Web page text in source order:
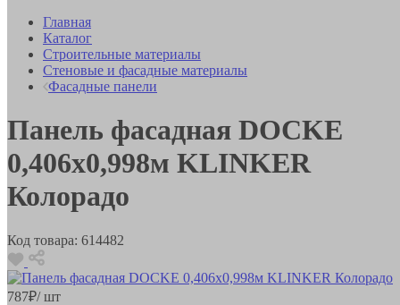
Главная
Каталог
Строительные материалы
Стеновые и фасадные материалы
Фасадные панели
Панель фасадная DOCKE
0,406х0,998м KLINKER
Колорадо
Код товара: 614482
787₽/ шт